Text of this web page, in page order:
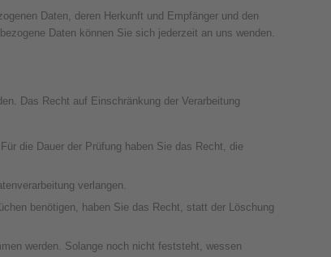
Daten, deren Herkunft und Empfänger und den
Daten können Sie sich jederzeit an uns wenden.
Das Recht auf Einschränkung der Verarbeitung
die Dauer der Prüfung haben Sie das Recht, die
verlangen.
benötigen, haben Sie das Recht, statt der Löschung
werden. Solange noch nicht feststeht, wessen